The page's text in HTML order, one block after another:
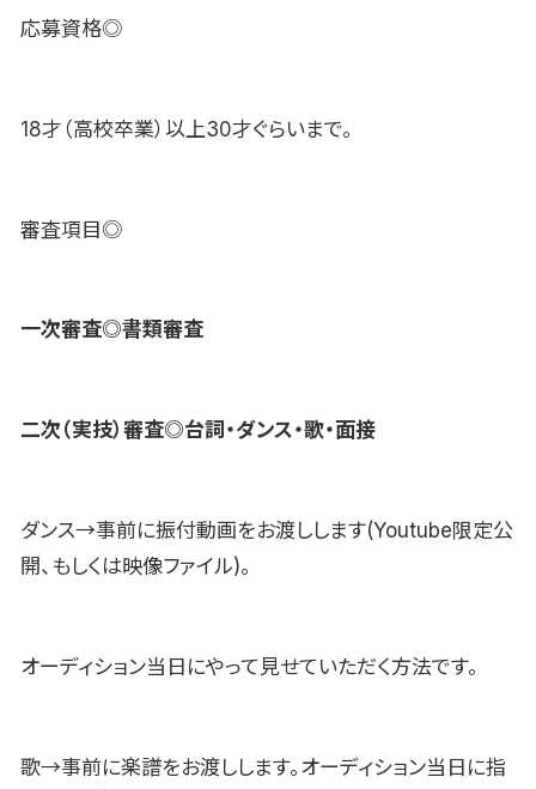
応募資格◎
18才（高校卒業）以上30才ぐらいまで。
審査項目◎
一次審査◎書類審査
二次（実技）審査◎台詞・ダンス・歌・面接
ダンス→事前に振付動画をお渡しします(Youtube限定公
開、もしくは映像ファイル)。
オーディション当日にやって見せていただく方法です。
歌→事前に楽譜をお渡しします。オーディション当日に指